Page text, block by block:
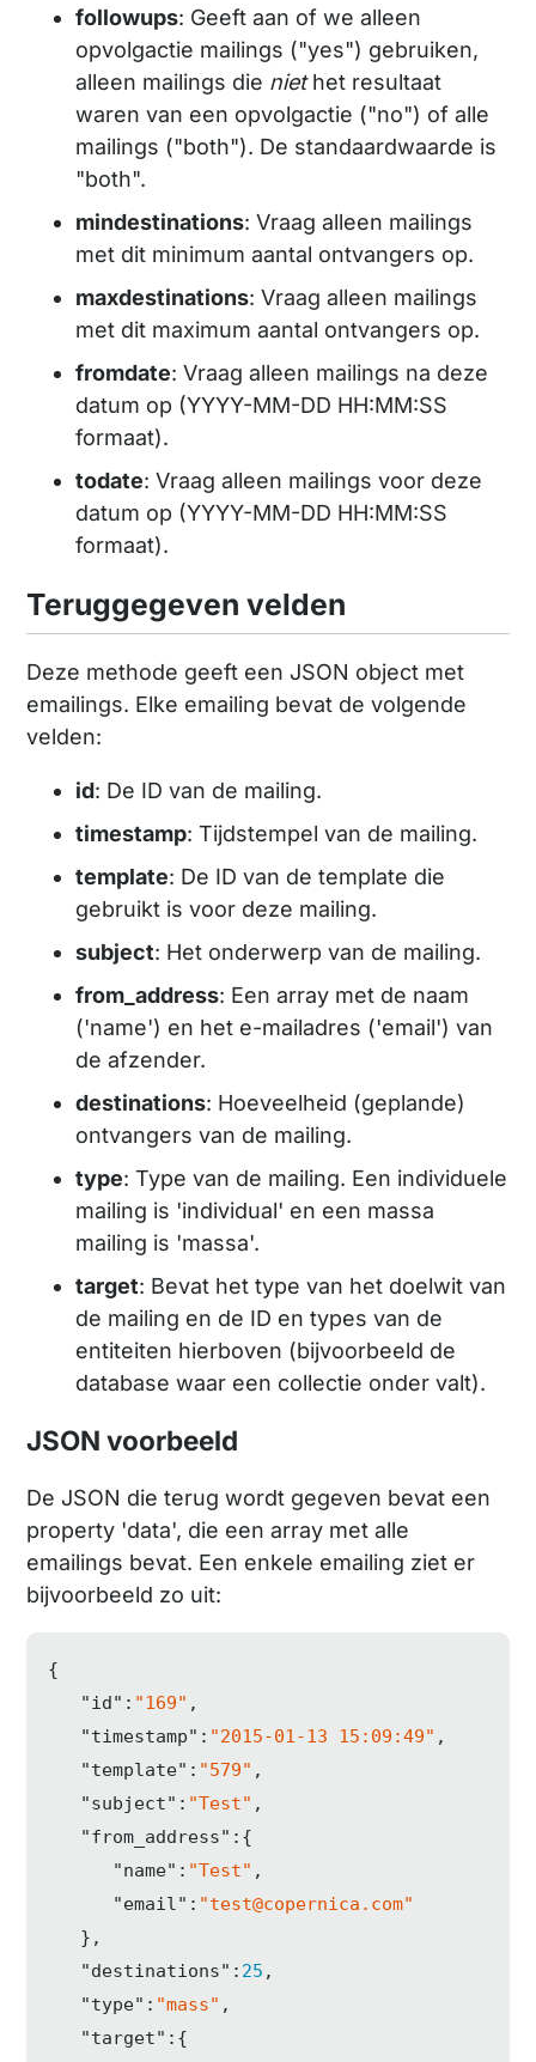
followups: Geeft aan of we alleen
opvolgactie mailings ("yes") gebruiken,
alleen mailings die niethet resultaat
waren van een opvolgactie ("no") of alle
mailings ("both"). De standaardwaarde is
"both".
mindestinations: Vraag alleen mailings
met dit minimum aantal ontvangers op.
maxdestinations: Vraag alleen mailings
met dit maximum aantal ontvangers op.
fromdate: Vraag alleen mailings na deze
datum op (YYYY-MM-DD HH:MM:SS
formaat).
todate: Vraag alleen mailings voor deze
datum op (YYYY-MM-DD HH:MM:SS
formaat).
Teruggegeven velden
Deze methode geeft een JSON object met
emailings. Elke emailing bevat de volgende
velden:
id: De ID van de mailing.
timestamp: Tijdstempel van de mailing.
template: De ID van de template die
gebruikt is voor deze mailing.
subject: Het onderwerp van de mailing.
from_address: Een array met de naam
('name') en het e-mailadres ('email') van
de afzender.
destinations: Hoeveelheid (geplande)
ontvangers van de mailing.
type: Type van de mailing. Een individuele
mailing is 'individual' en een massa
mailing is 'massa'.
target: Bevat het type van het doelwit van
de mailing en de ID en types van de
entiteiten hierboven (bijvoorbeeld de
database waar een collectie onder valt).
JSON voorbeeld
De JSON die terug wordt gegeven bevat een
property 'data', die een array met alle
emailings bevat. Een enkele emailing ziet er
bijvoorbeeld zo uit:
{
"id" : "169" ,
"timestamp" : "2015-01-13 15:09:49" ,
"template" : "579" ,
"subject" : "Test" ,
"from_address" :{
"name" : "Test" ,
"email" : "test@copernica.com"
   },
"destinations" : 25 ,
"type" : "mass" ,
"target" :{